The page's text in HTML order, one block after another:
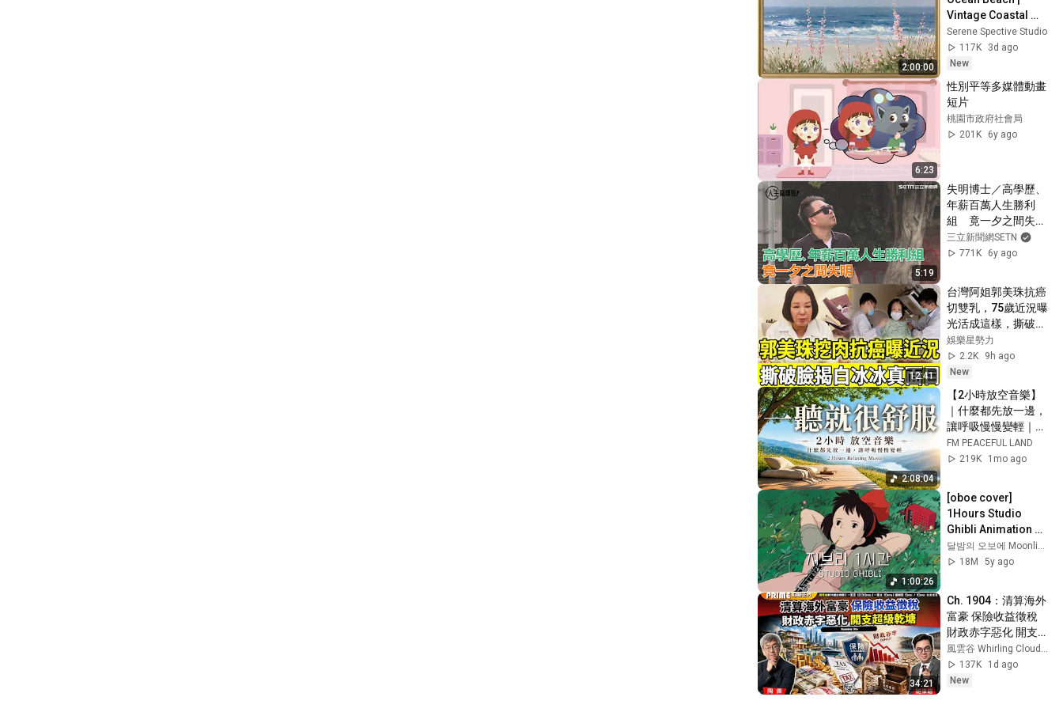
2:00:00
Vintage Coastal
Seascape Oil
Painting | 4K
Ambient TV
Screensaver
Serene Spective Studio
117K
3d ago
New
6:23
性別平等多媒體動畫
短片
桃園市政府社會局
201K
6y ago
5:19
失明博士／高學歷、
年薪百萬人生勝利
組　竟一夕之間失明
｜三立新聞網
SETN.com
三立新聞網SETN
771K
6y ago
12:41
台灣阿姐郭美珠抗癌
切雙乳，75歲近況曝
光活成這樣，撕破臉
痛斥白冰冰真面目震
驚眾人
娛樂星勢力
2.2K
9h ago
New
2:08:04
【2小時放空音樂】
｜什麼都先放一邊，
讓呼吸慢慢變輕｜柔
和輕音樂｜放鬆・發
呆・安靜陪伴｜適合
FM PEACEFUL LAND
219K
1mo ago
1:00:26
[oboe cover]
1Hours Studio
Ghibli Animation
OST No middle Ads
18M
5y ago
34:21
Ch. 1904：清算海外
富豪 保險收益徵稅
財政赤字惡化 開支超
級乾塘 李克强十萬人
視像會議曾警告｜風
雲谷｜2026/08/06
137K
1d ago
New